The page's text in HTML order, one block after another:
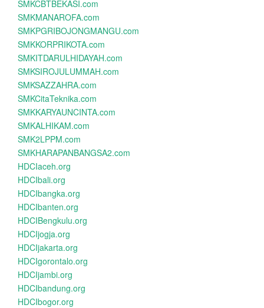
SMKCBTBEKASI.com
SMKMANAROFA.com
SMKPGRIBOJONGMANGU.com
SMKKORPRIKOTA.com
SMKITDARULHIDAYAH.com
SMKSIROJULUMMAH.com
SMKSAZZAHRA.com
SMKCitaTeknika.com
SMKKARYAUNCINTA.com
SMKALHIKAM.com
SMK2LPPM.com
SMKHARAPANBANGSA2.com
HDCIaceh.org
HDCIbali.org
HDCIbangka.org
HDCIbanten.org
HDCIBengkulu.org
HDCIjogja.org
HDCIjakarta.org
HDCIgorontalo.org
HDCIjambi.org
HDCIbandung.org
HDCIbogor.org